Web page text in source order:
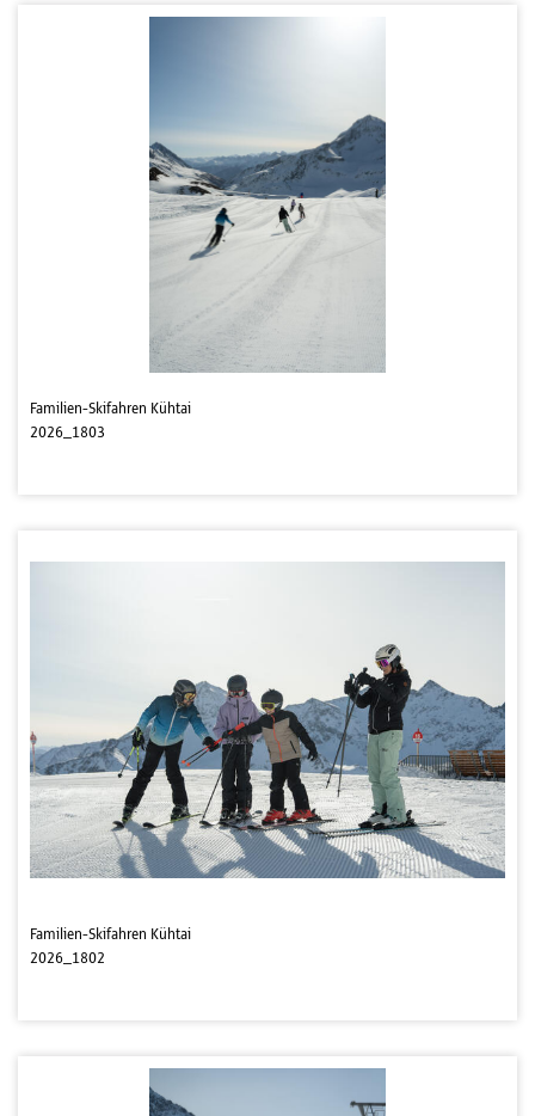
Familien-Skifahren Kühtai
2026_1803
Familien-Skifahren Kühtai
2026_1802